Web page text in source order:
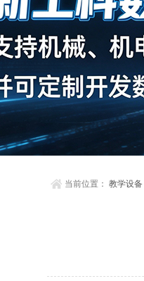
当前位置：教学设备